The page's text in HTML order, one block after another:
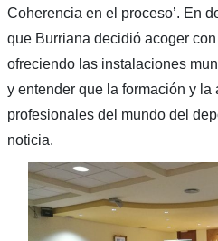
Coherencia en el proceso’. En
que Burriana decidió acoger
ofreciendo las instalaciones
y entender que la formación y la
profesionales del mundo del
noticia.